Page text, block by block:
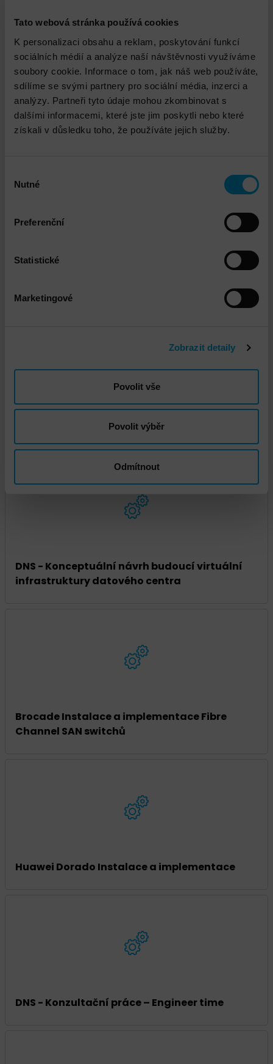
Tato webová stránka používá cookies
K personalizaci obsahu a reklam, poskytování funkcí
sociálních médií a analýze naší návštěvnosti využíváme
soubory cookie. Informace o tom, jak náš web používáte,
sdílíme se svými partnery pro sociální média, inzerci a
analýzy. Partneři tyto údaje mohou zkombinovat s
dalšími informacemi, které jste jim poskytli nebo které
získali v důsledku toho, že používáte jejich služby.
souhlasu
Nutné
Preferenční
Statistické
Marketingové
Zobrazit detaily
Povolit vše
Povolit výběr
Odmítnout
implementace
DNS - Doprava standard
DNS - Doprava na čas
DNS - Konceptuální návrh budoucí virtuální
infrastruktury datového centra
Brocade Instalace a implementace Fibre
Channel SAN switchů
Huawei Dorado Instalace a implementace
DNS - Konzultační práce – Engineer time